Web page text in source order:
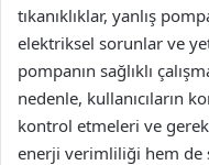
tıkanıklıklar, yanlış
elektriksel sorunlar ve
pompanın sağlıklı
nedenle, kullanıcıların
kontrol etmeleri ve
enerji verimliliği hem de